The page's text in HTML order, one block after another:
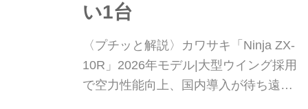
い1台
〈プチッと解説〉カワサキ「Ninja ZX-
10R」2026年モデル|大型ウイング採用
で空力性能向上、国内導入が待ち遠し